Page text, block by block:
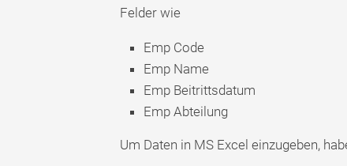
Felder wie
Emp Code
Emp Name
Emp Beitrittsdatum
Emp Abteilung
Um Daten in MS Excel einzugeben,